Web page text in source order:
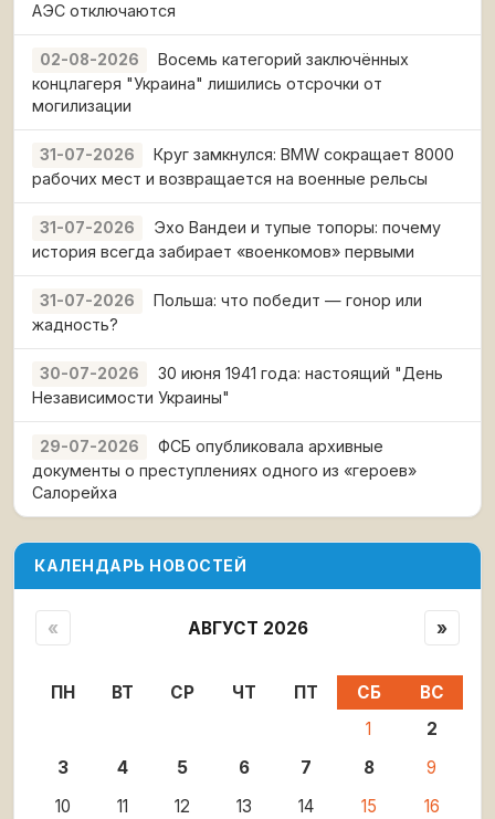
АЭС отключаются
02-08-2026
Восемь категорий заключённых
концлагеря "Украина" лишились отсрочки от
могилизации
31-07-2026
Круг замкнулся: BMW сокращает 8000
рабочих мест и возвращается на военные рельсы
31-07-2026
Эхо Вандеи и тупые топоры: почему
история всегда забирает «военкомов» первыми
31-07-2026
Польша: что победит — гонор или
жадность?
30-07-2026
30 июня 1941 года: настоящий "День
Независимости Украины"
29-07-2026
ФСБ опубликовала архивные
документы о преступлениях одного из «героев»
Салорейха
КАЛЕНДАРЬ НОВОСТЕЙ
« АВГУСТ 2026 »
ПН ВТ СР ЧТ ПТ СБ
ВС
1
2
3
4 5 6 7 8
9
10
11 12 13 14 15
16